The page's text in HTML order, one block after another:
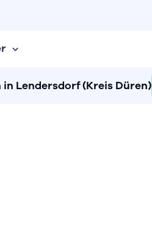
Lendersdorf (Kreis Düren)